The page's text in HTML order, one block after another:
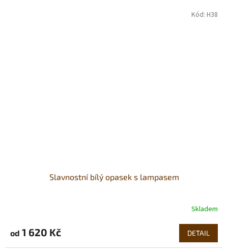
Slavnostní bílý opasek s lampasem
Skladem
od 1 620 Kč DETAIL
Kód: H38